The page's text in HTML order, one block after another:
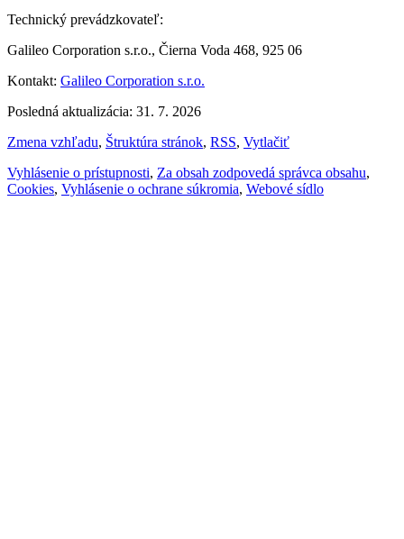
Technický prevádzkovateľ:
Galileo Corporation s.r.o., Čierna Voda 468, 925 06
Kontakt: Galileo Corporation s.r.o.
Posledná aktualizácia: 31. 7. 2026
Zmena vzhľadu, Štruktúra stránok, RSS, Vytlačiť
Vyhlásenie o prístupnosti, Za obsah zodpovedá správca obsahu,
Cookies, Vyhlásenie o ochrane súkromia, Webové sídlo